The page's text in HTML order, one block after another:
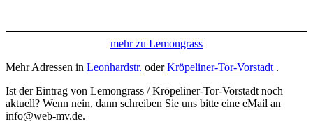
mehr zu Lemongrass
Mehr Adressen in Leonhardstr. oderKröpeliner-Tor-Vorstadt .
Ist der Eintrag von Lemongrass / Kröpeliner-Tor-Vorstadt noch
aktuell? Wenn nein, dann schreiben Sie uns bitte eine eMail an
info@web-mv.de.